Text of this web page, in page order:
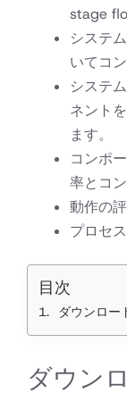
stage
システ
いてコ
システ
ネント
ます。
コンポ
率とコ
動作の
プロセ
目次
ダウンロー
ダウン